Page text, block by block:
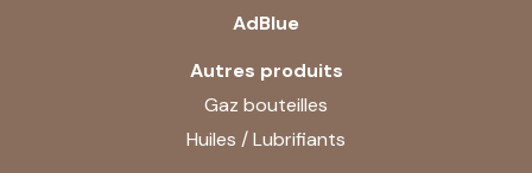
AdBlue
Autres produits
Gaz bouteilles
Huiles / Lubrifiants